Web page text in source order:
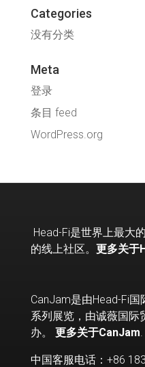
Categories
没有分类
Meta
登录
条目 feed
WordPress.org
Head-Fi是世界上最大
的线上社区。 更多关于
CanJam是由Head-Fi
系列展览，由诚薇国际
办。 更多关于CanJam.
中国客服电话：+86